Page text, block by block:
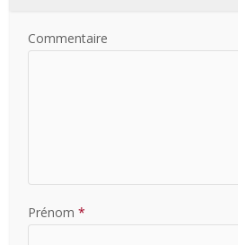
Commentaire
Prénom *